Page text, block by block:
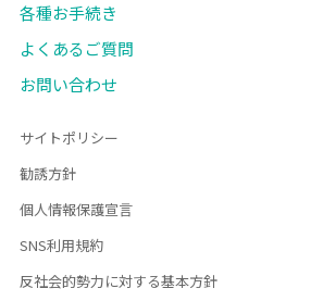
各種お手続き
よくあるご質問
お問い合わせ
サイトポリシー
勧誘方針
個人情報保護宣言
SNS利用規約
反社会的勢力に対する基本方針